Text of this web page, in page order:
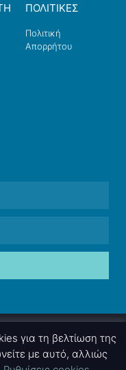
ΠΟΛΙΤΙΚΕΣ
Πολιτική
Απορρήτου
για τη βελτίωση της
με αυτό, αλλιώς